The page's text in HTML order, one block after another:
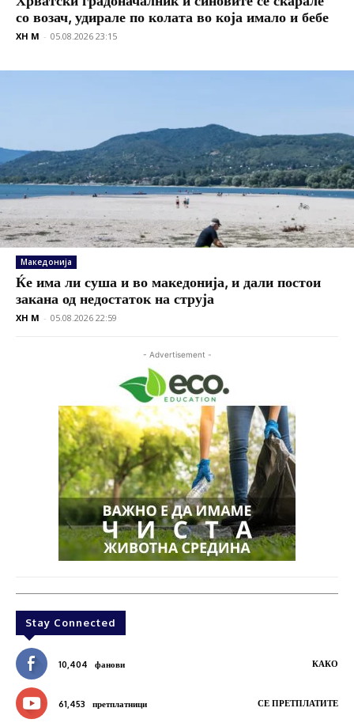
со возач, удирале по колата во која имало и бебе
XH M - 05.08.2026 23:15
Македонија
Ќе има ли суша и во македонија, и дали постои
закана од недостаток на струја
XH M - 05.08.2026 22:59
- Advertisement -
Stay Connected
10,404 фанови КАКО
61,453 претплатници СЕ ПРЕТПЛАТИТЕ